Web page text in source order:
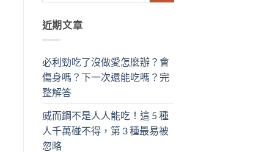
近期文章
必利勁吃了沒做愛怎麼辦？會
傷身嗎？下一次還能吃嗎？完
整解答
威而鋼不是人人能吃！這 5 種
人千萬碰不得，第 3 種最易被
忽略